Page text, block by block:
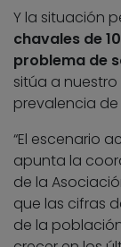
Y la situación
chavales de
problema de
sitúa a
prevalencia
“El escenario
apunta la
de la
que las cifras
de la